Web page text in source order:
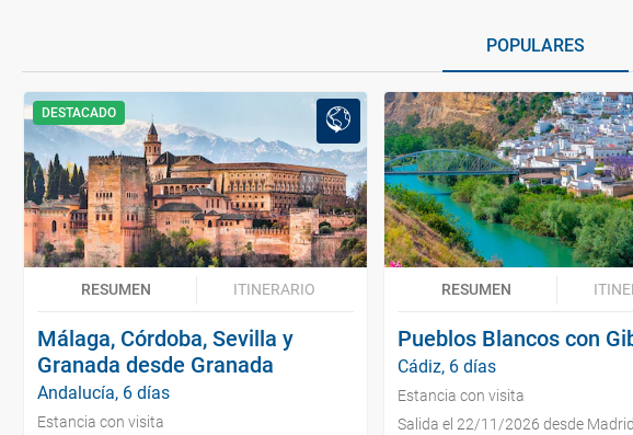
POPULARES
DESTACADO
RESUMEN ITINERARIO
Málaga, Córdoba, Sevilla y
Granada desde Granada
Andalucía, 6 días
Estancia con visita
RESUMEN
Pueblos Blancos con
Cádiz, 6 días
Estancia con visita
Salida el 22/11/2026 desde Madrid